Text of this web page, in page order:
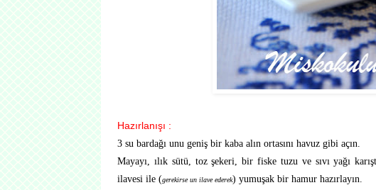
Hazırlanışı :
3 su bardağı unu geniş bir kaba alın ortasını havuz gibi açın.
Mayayı, ılık sütü, toz şekeri, bir fiske tuzu ve sıvı yağı
ilavesi ile (gerekirse un ilave ederek) yumuşak bir hamur hazırlayın.